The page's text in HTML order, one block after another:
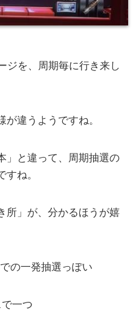
ジを、周期毎に行き来し
違うようですね。
」と違って、周期抽選の
ね。
所」が、分かるほうが嬉
の一発抽選っぽい
一つ